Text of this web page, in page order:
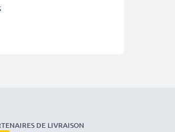
DE LIVRAISON